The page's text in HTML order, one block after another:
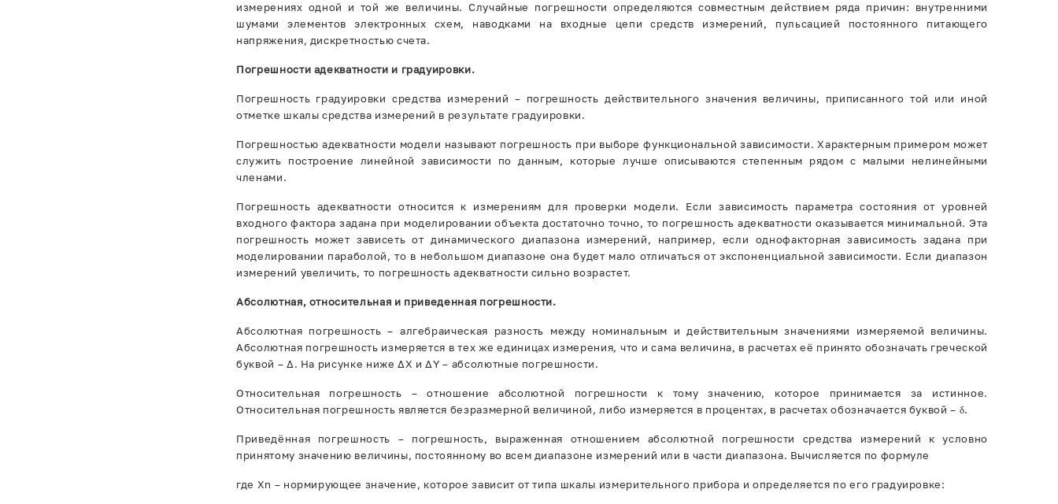
измерениях одной и той же величины. Случайные погрешности определяются совместным действием ряда причин: внутренними
шумами элементов электронных схем, наводками на входные цепи средств измерений, пульсацией постоянного питающего
напряжения, дискретностью счета.
Погрешности адекватности и градуировки.
Погрешность градуировки средства измерений – погрешность действительного значения величины, приписанного той или иной
отметке шкалы средства измерений в результате градуировки.
Погрешностью адекватности модели называют погрешность при выборе функциональной зависимости. Характерным примером может
служить построение линейной зависимости по данным, которые лучше описываются степенным рядом с малыми нелинейными
членами.
Погрешность адекватности относится к измерениям для проверки модели. Если зависимость параметра состояния от уровней
входного фактора задана при моделировании объекта достаточно точно, то погрешность адекватности оказывается минимальной. Эта
погрешность может зависеть от динамического диапазона измерений, например, если однофакторная зависимость задана при
моделировании параболой, то в небольшом диапазоне она будет мало отличаться от экспоненциальной зависимости. Если диапазон
измерений увеличить, то погрешность адекватности сильно возрастет.
Абсолютная, относительная и приведенная погрешности.
Абсолютная погрешность – алгебраическая разность между номинальным и действительным значениями измеряемой величины.
Абсолютная погрешность измеряется в тех же единицах измерения, что и сама величина, в расчетах её принято обозначать греческой
буквой – ∆. На рисунке ниже ∆X и ∆Y – абсолютные погрешности.
Относительная погрешность – отношение абсолютной погрешности к тому значению, которое принимается за истинное.
Относительная погрешность является безразмерной величиной, либо измеряется в процентах, в расчетах обозначается буквой – δ.
Приведённая погрешность – погрешность, выраженная отношением абсолютной погрешности средства измерений к условно
принятому значению величины, постоянному во всем диапазоне измерений или в части диапазона. Вычисляется по формуле
где Xn – нормирующее значение, которое зависит от типа шкалы измерительного прибора и определяется по его градуировке: